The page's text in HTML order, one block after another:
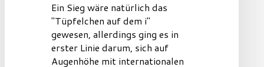
Ein Sieg wäre natürlich das
"Tüpfelchen auf dem i"
gewesen, allerdings ging es in
erster Linie darum, sich auf
Augenhöhe mit internationalen